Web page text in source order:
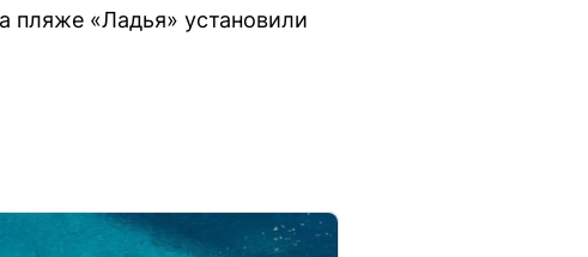
пляже «Ладья» установили